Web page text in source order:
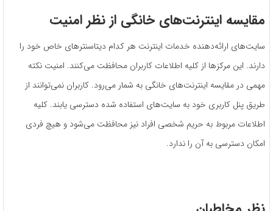
مقایسه اینترنت‌های خانگی از نظر امنیت
سایت‌های ارائه‌دهنده خدمات اینترنت هر کدام دیتاسنترهای خاص خود را
دارند. این مرکزها از کلیه اطلاعات کاربران محافظت می‌کنند. امنیت نکته
مهمی در مقایسه اینترنت‌های خانگی به شمار می‌رود. کاربران نمی‌توانند از
طریق پنل کاربری خود به سایت‌های استفاده شده دسترسی یابند. کلیه
اطلاعات مربوط به حریم شخصی افراد نیز محافظت می‌شود و هیچ فردی
امکان دسترسی به آن را ندارد.